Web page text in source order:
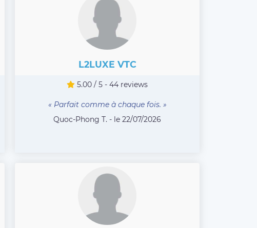
L2LUXE VTC
5.00 / 5 - 44 reviews
« Parfait comme à chaque fois. »
Quoc-Phong T. - le 22/07/2026